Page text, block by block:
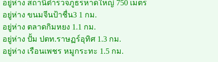
อยู่ห่าง สถานีตำรวจภูธรหาดใหญ่ 750 เมตร
อยู่ห่าง ขนมจีนป้าชื่น3 1 กม.
อยู่ห่าง ตลาดกิมหยง 1.1 กม.
อยู่ห่าง ปั้ม ปตท.ราษฏร์อุทิศ 1.3 กม.
อยู่ห่าง เรือนเพชร หมูกระทะ 1.5 กม.